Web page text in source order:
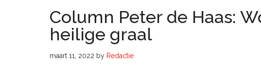
Column Peter de Haas:
heilige graal
maart 11, 2022 by Redactie